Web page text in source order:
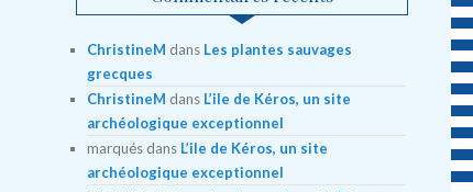
ChristineM dans Les plantes sauvages
grecques
ChristineM dans L’ile de Kéros, un site
archéologique exceptionnel
marquésdans L’ile de Kéros, un site
archéologique exceptionnel